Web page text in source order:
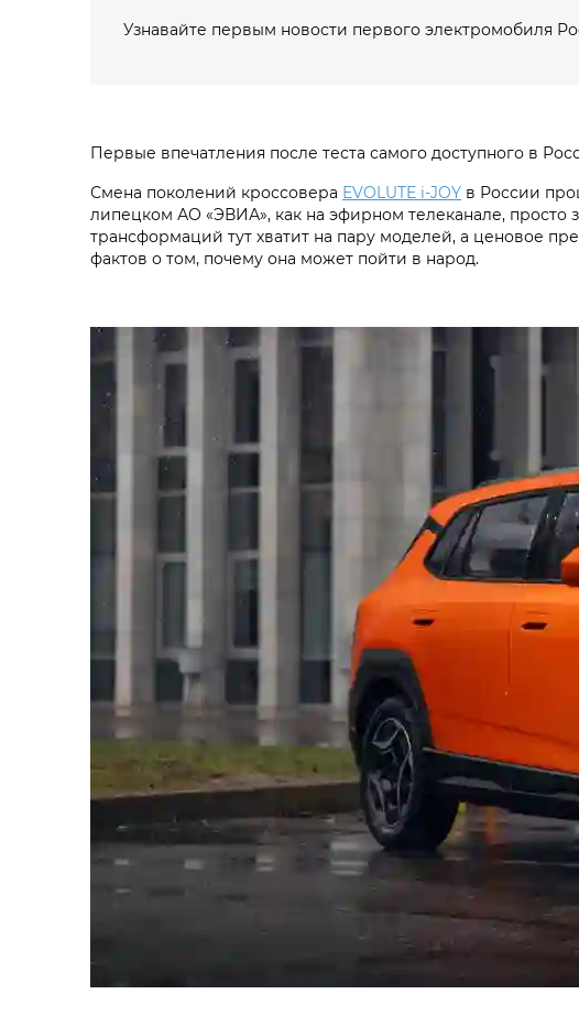
Узнавайте первым новости первого электромобиля
Первые впечатления после теста самого доступного в
Смена поколений кроссовера EVOLUTE i‑JOY в России
липецком АО «ЭВИА», как на эфирном телеканале, просто
трансформаций тут хватит на пару моделей, а ценовое
фактов о том, почему она может пойти в народ.